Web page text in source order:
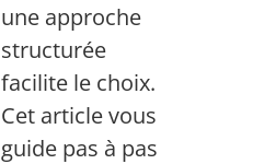
une approche
structurée
facilite le choix.
Cet article vous
guide pas à pas